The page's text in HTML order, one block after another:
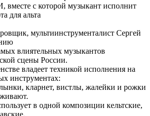
с которой музыкант исполнит
для альта
мультиинструменталист Сергей
влиятельных музыкантов
сцены России.
владеет техникой исполнения на
инструментах:
кларнет, вистлы, жалейки и рожки
в одной композиции кельтские,